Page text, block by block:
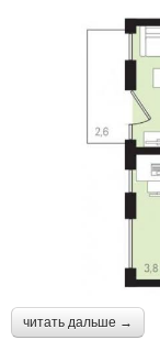
читать дальше →